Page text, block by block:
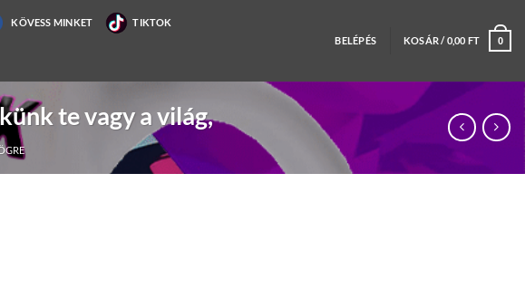
KÖVESS MINKET TIKTOK
BELÉPÉS KOSÁR /0,00 FT 0
te vagy a világ,